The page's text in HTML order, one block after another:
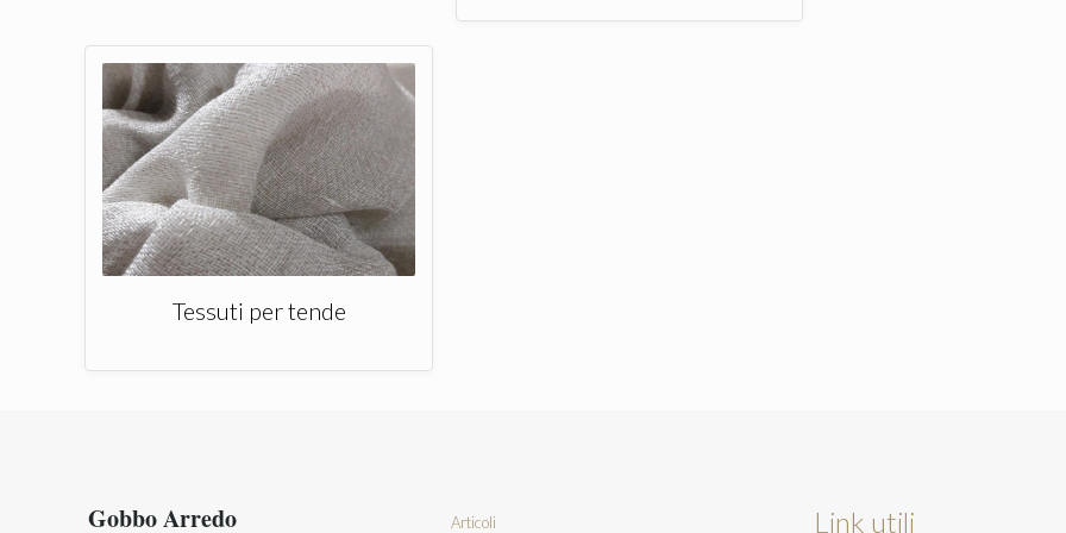
Tessuti per tende
Gobbo Arredo Articoli Link utili